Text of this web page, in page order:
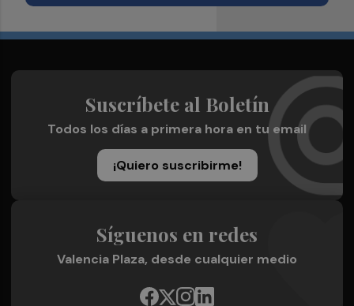
Suscríbete al Boletín
Todos los días a primera hora en tu email
¡Quiero suscribirme!
Síguenos en redes
Valencia Plaza, desde cualquier medio